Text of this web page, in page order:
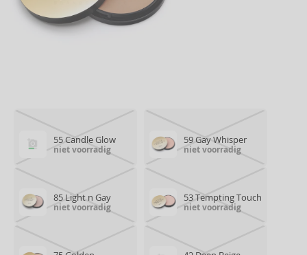
55 Candle Glow
niet voorradig
59 Gay Whisper
niet voorradig
85 Light n Gay
niet voorradig
53 Tempting Touch
niet voorradig